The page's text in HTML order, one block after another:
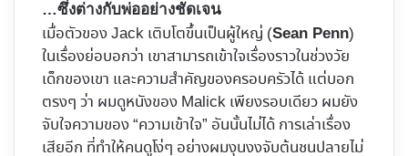
…ซึ่งต่างกับพ่ออย่างชัดเจน
เมื่อตัวของ Jack เติบโตขึ้นเป็นผู้ใหญ่ (Sean Penn)
ในเรื่องย่อบอกว่า เขาสามารถเข้าใจเรื่องราวในช่วงวัย
เด็กของเขา และความสำคัญของครอบครัวได้ แต่บอก
ตรงๆ ว่า ผมดูหนังของ Malick เพียงรอบเดียว ผมยัง
จับใจความของ “ความเข้าใจ” อันนั้นไม่ได้ การเล่าเรื่อง
เสียอีก ที่ทำให้คนดูโง่ๆ อย่างผมงุนงงจับต้นชนปลายไม่